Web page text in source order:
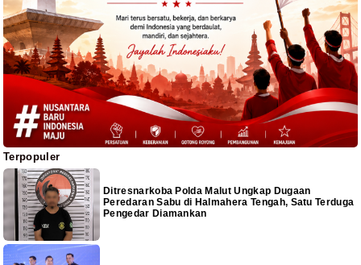
Terpopuler
Ditresnarkoba Polda Malut Ungkap Dugaan
Peredaran Sabu di Halmahera Tengah, Satu Terduga
Pengedar Diamankan